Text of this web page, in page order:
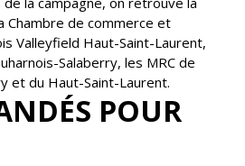
Chambre de commerce et
Valleyfield Haut-Saint-Laurent,
Salaberry, les MRC de
et du Haut-Saint-Laurent.
POUR